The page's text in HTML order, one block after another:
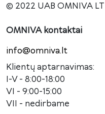
© 2022 UAB OMNIVA LT
OMNIVA kontaktai
info@omniva.lt
Klientų aptarnavimas:
I-V - 8:00-18:00
VI - 9:00-15:00
VII - nedirbame